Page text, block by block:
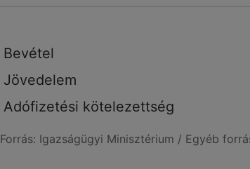
Bevétel
Jövedelem
Adófizetési kötelezettség
Forrás: Igazságügyi Minisztérium / Egyéb